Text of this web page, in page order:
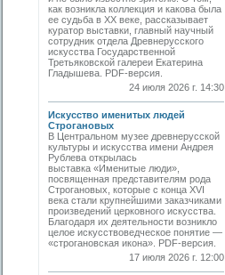
как возникла коллекция и какова была
ее судьба в ХХ веке, рассказывает
куратор выставки, главный научный
сотрудник отдела Древнерусского
искусства Государственной
Третьяковской галереи Екатерина
Гладышева. PDF-версия.
24 июля 2026 г. 14:30
Искусство именитых людей
Строгановых
В Центральном музее древнерусской
культуры и искусства имени Андрея
Рублева открылась
выставка «Именитые люди»,
посвященная представителям рода
Строгановых, которые с конца XVI
века стали крупнейшими заказчиками
произведений церковного искусства.
Благодаря их деятельности возникло
целое искусствоведческое понятие —
«строгановская икона». PDF-версия.
17 июля 2026 г. 12:00